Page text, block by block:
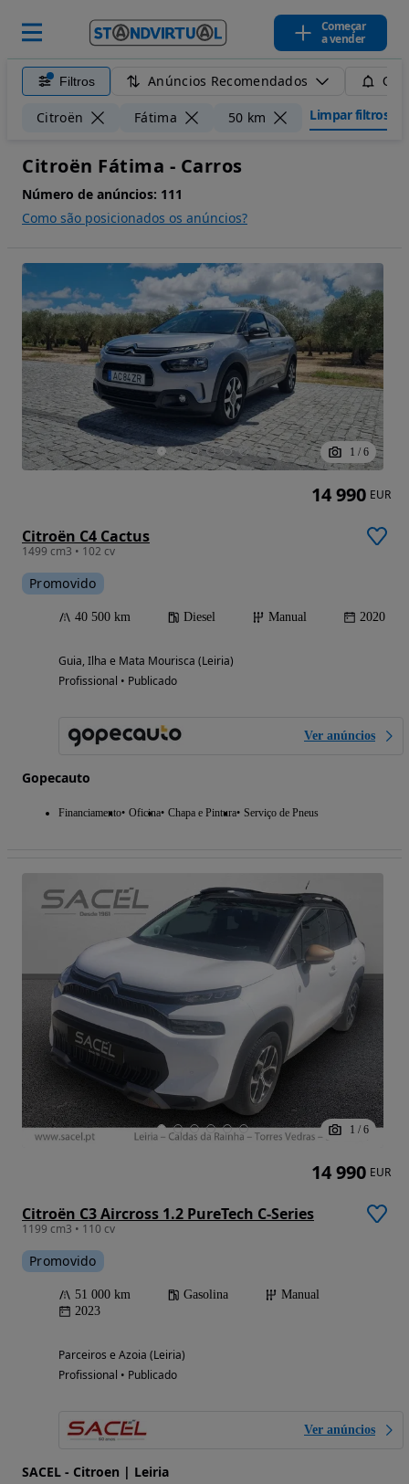
Começar
a vender
Filtros Anúncios Recomendados
Citroën Fátima 50 km Limpar filtros
Citroën Fátima - Carros
Número de anúncios: 111
Como são posicionados os anúncios?
1 / 6
Citroën C4 Cactus
1499 cm3 • 102 cv
Promovido
40 500 km Diesel Manual 2020
Guia, Ilha e Mata Mourisca (Leiria)
Profissional • Publicado
Ver anúncios
Gopecauto
Financiamento Oficina Chapa e Pintura Serviço de Pneus
14 990 EUR
1 / 6
Citroën C3 Aircross 1.2 PureTech C-Series
1199 cm3 • 110 cv
Promovido
51 000 km Gasolina
Manual
2023
Parceiros e Azoia (Leiria)
Profissional • Publicado
Ver anúncios
SACEL - Citroen | Leiria
14 990 EUR